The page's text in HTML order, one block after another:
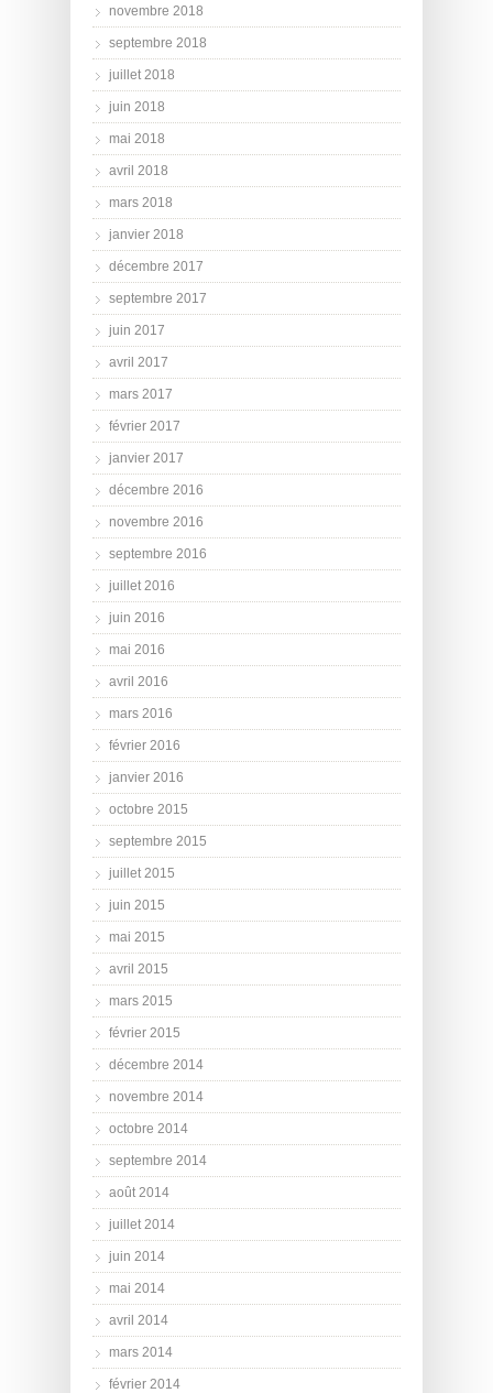
novembre 2018
septembre 2018
juillet 2018
juin 2018
mai 2018
avril 2018
mars 2018
janvier 2018
décembre 2017
septembre 2017
juin 2017
avril 2017
mars 2017
février 2017
janvier 2017
décembre 2016
novembre 2016
septembre 2016
juillet 2016
juin 2016
mai 2016
avril 2016
mars 2016
février 2016
janvier 2016
octobre 2015
septembre 2015
juillet 2015
juin 2015
mai 2015
avril 2015
mars 2015
février 2015
décembre 2014
novembre 2014
octobre 2014
septembre 2014
août 2014
juillet 2014
juin 2014
mai 2014
avril 2014
mars 2014
février 2014